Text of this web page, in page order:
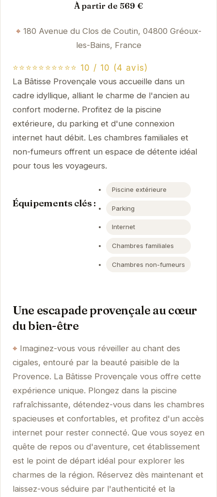
À partir de 569 €
180 Avenue du Clos de Coutin, 04800 Gréoux-
les-Bains, France
⭐⭐⭐⭐⭐⭐⭐⭐⭐⭐ 10 / 10 (4 avis)
La Bâtisse Provençale vous accueille dans un
cadre idyllique, alliant le charme de l'ancien au
confort moderne. Profitez de la piscine
extérieure, du parking et d'une connexion
internet haut débit. Les chambres familiales et
non-fumeurs offrent un espace de détente idéal
pour tous les voyageurs.
Équipements clés :
Piscine extérieure
Parking
Internet
Chambres familiales
Chambres non-fumeurs
Une escapade provençale au cœur
du bien-être
Imaginez-vous vous réveiller au chant des
cigales, entouré par la beauté paisible de la
Provence. La Bâtisse Provençale vous offre cette
expérience unique. Plongez dans la piscine
rafraîchissante, détendez-vous dans les chambres
spacieuses et confortables, et profitez d'un accès
internet pour rester connecté. Que vous soyez en
quête de repos ou d'aventure, cet établissement
est le point de départ idéal pour explorer les
charmes de la région. Réservez dès maintenant et
laissez-vous séduire par l'authenticité et la